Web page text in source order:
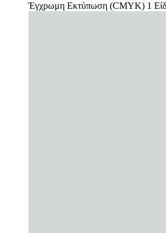
Έγχρωμη Εκτύπωση (CMYK) 1